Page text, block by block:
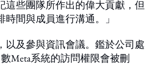
些團隊所作出的偉大貢獻，但
間與成員進行溝通。」
以及參與資訊會議。鑑於公司處
Meta系統的訪問權限會被刪